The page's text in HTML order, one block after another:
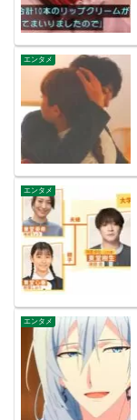
エンタメ
エンタメ
エンタメ